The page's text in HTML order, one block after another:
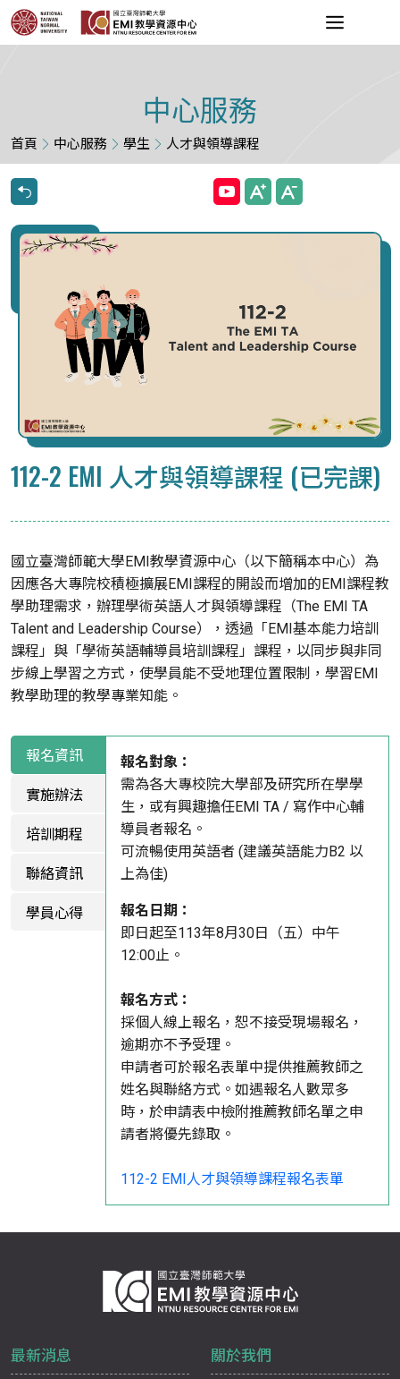
中心服務
首頁 中心服務 學生 人才與領導課程
112-2 EMI 人才與領導課程 (已完課)
國立臺灣師範大學EMI教學資源中心（以下簡稱本中心）為
因應各大專院校積極擴展EMI課程的開設而增加的EMI課程教
學助理需求，辦理學術英語人才與領導課程（The EMI TA
Talent and Leadership Course），透過「EMI基本能力培訓
課程」與「學術英語輔導員培訓課程」課程，以同步與非同
步線上學習之方式，使學員能不受地理位置限制，學習EMI
教學助理的教學專業知能。
報名資訊
實施辦法
培訓期程
聯絡資訊
學員心得
報名對象：
需為各大專校院大學部及研究所在學學
生，或有興趣擔任EMI TA / 寫作中心輔
導員者報名。
可流暢使用英語者 (建議英語能力B2 以
上為佳)
報名日期：
即日起至113年8月30日（五）中午
12:00止。
報名方式：
採個人線上報名，恕不接受現場報名，
逾期亦不予受理。
申請者可於報名表單中提供推薦教師之
姓名與聯絡方式。如遇報名人數眾多
時，於申請表中檢附推薦教師名單之申
請者將優先錄取。
112-2 EMI人才與領導課程報名表單
最新消息 關於我們